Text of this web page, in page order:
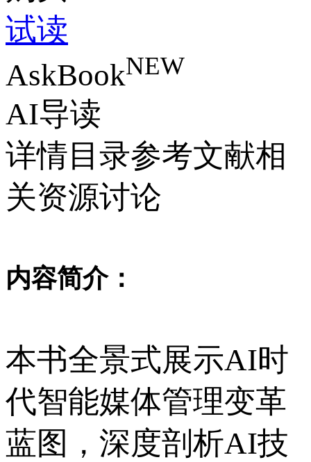
试读
AskBookNEW
AI导读
详情 目录参考文献相
关资源讨论
内容简介：
本书全景式展示AI时
代智能媒体管理变革
蓝图，深度剖析AI技